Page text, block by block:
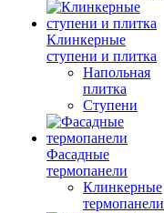
Клинкерные
ступени и плитка
Напольная
плитка
Ступени
Фасадные
термопанели
Клинкерные
термопанели